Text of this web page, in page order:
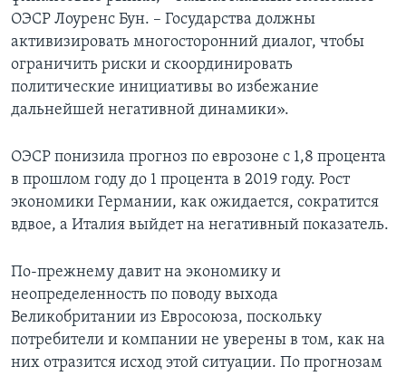
ОЭСР Лоуренс Бун. – Государства должны
активизировать многосторонний диалог, чтобы
ограничить риски и скоординировать
политические инициативы во избежание
дальнейшей негативной динамики».
ОЭСР понизила прогноз по еврозоне с 1,8 процента
в прошлом году до 1 процента в 2019 году. Рост
экономики Германии, как ожидается, сократится
вдвое, а Италия выйдет на негативный показатель.
По-прежнему давит на экономику и
неопределенность по поводу выхода
Великобритании из Евросоюза, поскольку
потребители и компании не уверены в том, как на
них отразится исход этой ситуации. По прогнозам